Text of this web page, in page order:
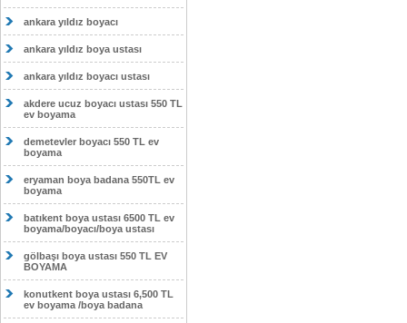
ankara yıldız boyacı
ankara yıldız boya ustası
ankara yıldız boyacı ustası
akdere ucuz boyacı ustası 550 TL
ev boyama
demetevler boyacı 550 TL ev
boyama
eryaman boya badana 550TL ev
boyama
batıkent boya ustası 6500 TL ev
boyama/boyacı/boya ustası
gölbaşı boya ustası 550 TL EV
BOYAMA
konutkent boya ustası 6,500 TL
ev boyama /boya badana